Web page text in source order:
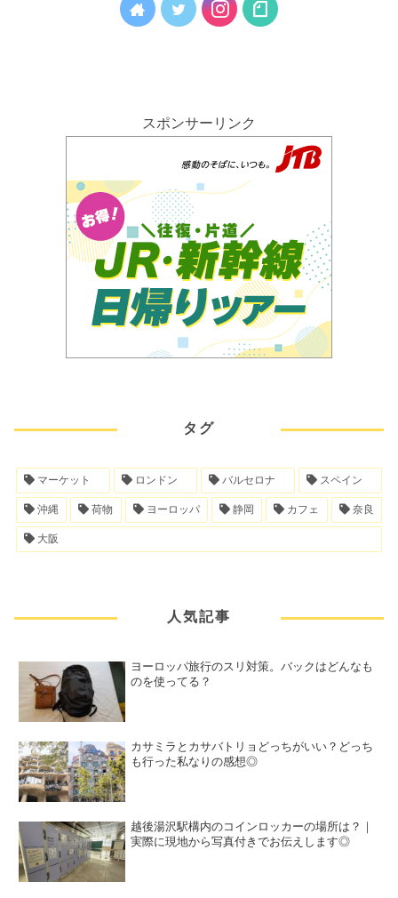
スポンサーリンク
タグ
マーケット ロンドン バルセロナ スペイン
沖縄 荷物 ヨーロッパ 静岡 カフェ 奈良
大阪
人気記事
ヨーロッパ旅行のスリ対策。バックはどんなも
のを使ってる？
カサミラとカサバトリョどっちがいい？どっち
も行った私なりの感想◎
越後湯沢駅構内のコインロッカーの場所は？｜
実際に現地から写真付きでお伝えします◎